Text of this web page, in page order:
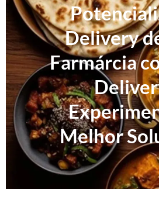
Delivery
Farmárcia
Melhor